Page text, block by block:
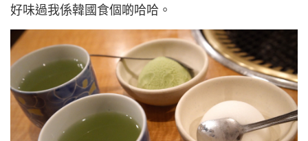
好味過我係韓國食個啲哈哈。